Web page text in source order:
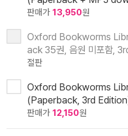
판매가 13,950원
Oxford Bookworms
ack 35권, 음원 미포함,
절판
Oxford Bookworms
(Paperback, 3rd
판매가 12,150원